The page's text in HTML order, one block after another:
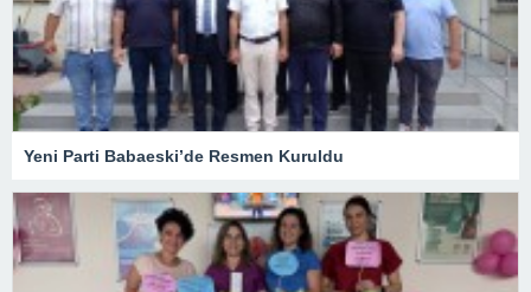
Yeni Parti Babaeski’de Resmen Kuruldu